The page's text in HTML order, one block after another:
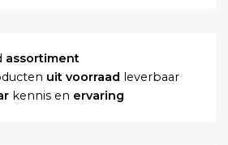
assortiment
uit voorraad leverbaar
kennis en ervaring